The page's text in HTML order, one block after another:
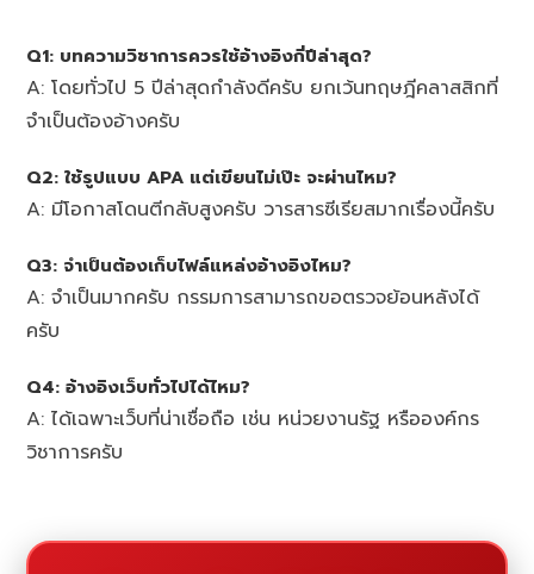
Q1: บทความวิชาการควรใช้อ้างอิงกี่ปีล่าสุด?
A: โดยทั่วไป 5 ปีล่าสุดกำลังดีครับ ยกเว้นทฤษฎีคลาสสิกที่
จำเป็นต้องอ้างครับ
Q2: ใช้รูปแบบ APA แต่เขียนไม่เป๊ะ จะผ่านไหม?
A: มีโอกาสโดนตีกลับสูงครับ วารสารซีเรียสมากเรื่องนี้ครับ
Q3: จำเป็นต้องเก็บไฟล์แหล่งอ้างอิงไหม?
A: จำเป็นมากครับ กรรมการสามารถขอตรวจย้อนหลังได้
ครับ
Q4: อ้างอิงเว็บทั่วไปได้ไหม?
A: ได้เฉพาะเว็บที่น่าเชื่อถือ เช่น หน่วยงานรัฐ หรือองค์กร
วิชาการครับ